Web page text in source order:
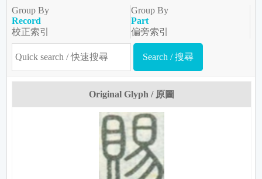
Group By
Record
校正索引
Group By
Part
偏旁索引
Original Glyph / 原圖